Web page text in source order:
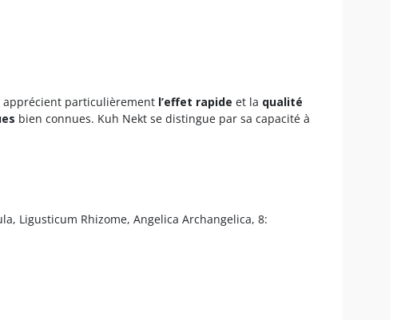
apprécient particulièrement l’effet rapide et la qualité
bien connues. Kuh Nekt se distingue par sa capacité à
Ligusticum Rhizome, Angelica Archangelica, 8: